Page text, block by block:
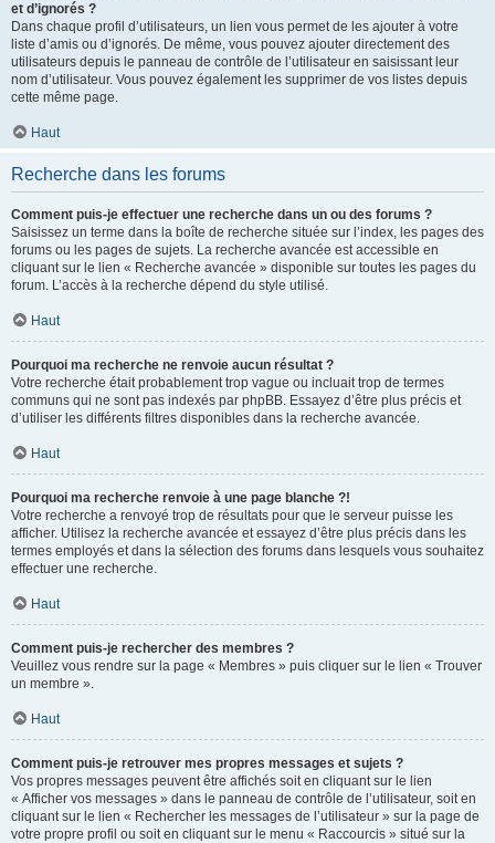
et d’ignorés ?
Dans chaque profil d’utilisateurs, un lien vous permet de les ajouter à votre
liste d’amis ou d’ignorés. De même, vous pouvez ajouter directement des
utilisateurs depuis le panneau de contrôle de l’utilisateur en saisissant leur
nom d’utilisateur. Vous pouvez également les supprimer de vos listes depuis
cette même page.
Haut
Recherche dans les forums
Comment puis-je effectuer une recherche dans un ou des forums ?
Saisissez un terme dans la boîte de recherche située sur l’index, les pages des
forums ou les pages de sujets. La recherche avancée est accessible en
cliquant sur le lien « Recherche avancée » disponible sur toutes les pages du
forum. L’accès à la recherche dépend du style utilisé.
Haut
Pourquoi ma recherche ne renvoie aucun résultat ?
Votre recherche était probablement trop vague ou incluait trop de termes
communs qui ne sont pas indexés par phpBB. Essayez d’être plus précis et
d’utiliser les différents filtres disponibles dans la recherche avancée.
Haut
Pourquoi ma recherche renvoie à une page blanche ?!
Votre recherche a renvoyé trop de résultats pour que le serveur puisse les
afficher. Utilisez la recherche avancée et essayez d’être plus précis dans les
termes employés et dans la sélection des forums dans lesquels vous souhaitez
effectuer une recherche.
Haut
Comment puis-je rechercher des membres ?
Veuillez vous rendre sur la page « Membres » puis cliquer sur le lien « Trouver
un membre ».
Haut
Comment puis-je retrouver mes propres messages et sujets ?
Vos propres messages peuvent être affichés soit en cliquant sur le lien
« Afficher vos messages » dans le panneau de contrôle de l’utilisateur, soit en
cliquant sur le lien « Rechercher les messages de l’utilisateur » sur la page de
votre propre profil ou soit en cliquant sur le menu « Raccourcis » situé sur la